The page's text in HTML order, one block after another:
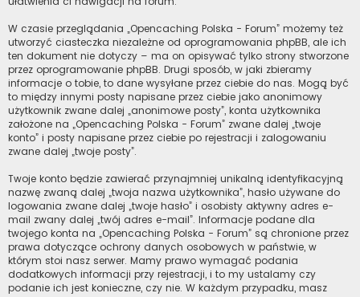
W czasie przeglądania „Opencaching Polska - Forum” możemy też
utworzyć ciasteczka niezależne od oprogramowania phpBB, ale ich
ten dokument nie dotyczy – ma on opisywać tylko strony stworzone
przez oprogramowanie phpBB. Drugi sposób, w jaki zbieramy
informacje o tobie, to dane wysyłane przez ciebie do nas. Mogą być
to między innymi posty napisane przez ciebie jako anonimowy
użytkownik zwane dalej „anonimowe posty”, konta użytkownika
założone na „Opencaching Polska - Forum” zwane dalej „twoje
konto” i posty napisane przez ciebie po rejestracji i zalogowaniu
zwane dalej „twoje posty”.
Twoje konto będzie zawierać przynajmniej unikalną identyfikacyjną
nazwę zwaną dalej „twoja nazwa użytkownika”, hasło używane do
logowania zwane dalej „twoje hasło” i osobisty aktywny adres e-
mail zwany dalej „twój adres e-mail”. Informacje podane dla
twojego konta na „Opencaching Polska - Forum” są chronione przez
prawa dotyczące ochrony danych osobowych w państwie, w
którym stoi nasz serwer. Mamy prawo wymagać podania
dodatkowych informacji przy rejestracji, i to my ustalamy czy
podanie ich jest konieczne, czy nie. W każdym przypadku, masz